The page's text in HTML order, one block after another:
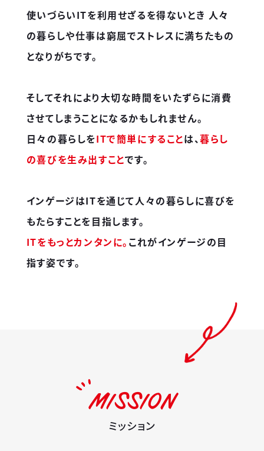
使いづらいITを利用せざるを得ないとき 人々
の暮らしや仕事は窮屈でストレスに満ちたもの
となりがちです。
そしてそれにより大切な時間をいたずらに消費
させてしまうことになるかもしれません。
日々の暮らしをITで簡単にすることは、暮らし
の喜びを生み出すことです。
インゲージはITを通じて人々の暮らしに喜びを
もたらすことを目指します。
ITをもっとカンタンに。 これがインゲージの目
指す姿です。
MISSION
ミッション